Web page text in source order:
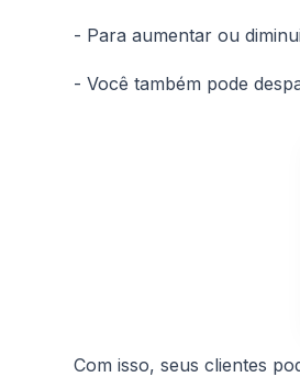
- Para aumentar ou
- Você também pode
Com isso, seus clientes